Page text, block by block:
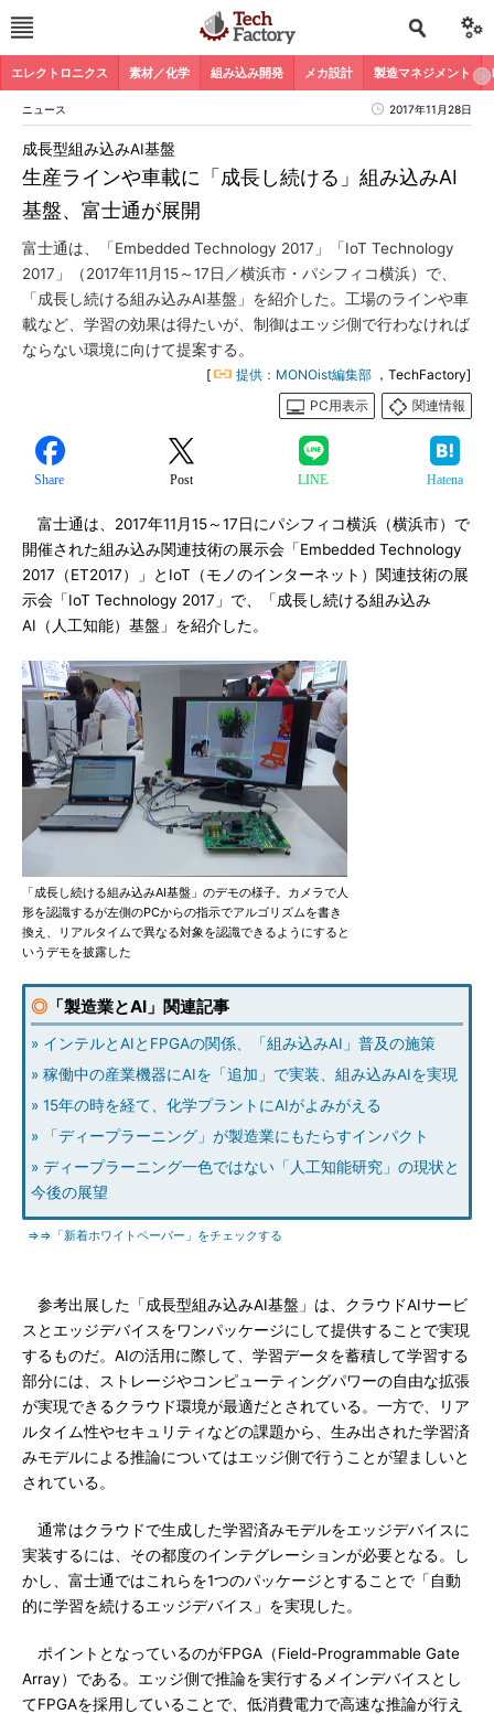
エレクトロニクス 素材／化学 組み込み開発 メカ設計 製造マネジメント
ニュース 2017年11月28日
生産ラインや車載に「成長し続ける」組み込みAI
基盤、富士通が展開
成長型組み込みAI基盤
富士通は、「Embedded Technology 2017」「IoT Technology
2017」（2017年11月15～17日／横浜市・パシフィコ横浜）で、
「成長し続ける組み込みAI基盤」を紹介した。工場のラインや車
載など、学習の効果は得たいが、制御はエッジ側で行わなければ
ならない環境に向けて提案する。
[ 提供：MONOist編集部 ，TechFactory]
PC用表示
関連情報
Share Post LINE Hatena
富士通は、2017年11月15～17日にパシフィコ横浜（横浜市）で
開催された組み込み関連技術の展示会「Embedded Technology
2017（ET2017）」とIoT（モノのインターネット）関連技術の展
示会「IoT Technology 2017」で、「成長し続ける組み込み
AI（人工知能）基盤」を紹介した。
「成長し続ける組み込みAI基盤」のデモの様子。カメラで人
形を認識するが左側のPCからの指示でアルゴリズムを書き
換え、リアルタイムで異なる対象を認識できるようにすると
いうデモを披露した
◎ 「製造業とAI」関連記事
» インテルとAIとFPGAの関係、「組み込みAI」普及の施策
» 稼働中の産業機器にAIを「追加」で実装、組み込みAIを実現
» 15年の時を経て、化学プラントにAIがよみがえる
» 「ディープラーニング」が製造業にもたらすインパクト
» ディープラーニング一色ではない「人工知能研究」の現状と
今後の展望
⇒⇒「新着ホワイトペーパー」をチェックする
参考出展した「成長型組み込みAI基盤」は、クラウドAIサービ
スとエッジデバイスをワンパッケージにして提供することで実現
するものだ。AIの活用に際して、学習データを蓄積して学習する
部分には、ストレージやコンピューティングパワーの自由な拡張
が実現できるクラウド環境が最適だとされている。一方で、リア
ルタイム性やセキュリティなどの課題から、生み出された学習済
みモデルによる推論についてはエッジ側で行うことが望ましいと
されている。
通常はクラウドで生成した学習済みモデルをエッジデバイスに
実装するには、その都度のインテグレーションが必要となる。し
かし、富士通ではこれらを1つのパッケージとすることで「自動
的に学習を続けるエッジデバイス」を実現した。
ポイントとなっているのがFPGA（Field-Programmable Gate
Array）である。エッジ側で推論を実行するメインデバイスとし
てFPGAを採用していることで、低消費電力で高速な推論が行え